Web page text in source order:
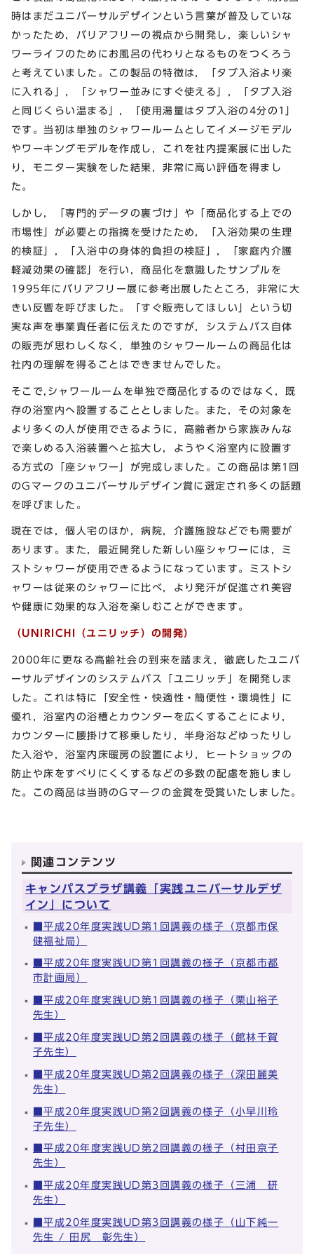
時はまだユニバーサルデザインという言葉が普及していな
かったため，バリアフリーの視点から開発し，楽しいシャ
ワーライフのためにお風呂の代わりとなるものをつくろう
と考えていました。この製品の特徴は，「タブ入浴より楽
に入れる」，「シャワー並みにすぐ使える」，「タブ入浴
と同じくらい温まる」，「使用湯量はタブ入浴の4分の1」
です。当初は単独のシャワールームとしてイメージモデル
やワーキングモデルを作成し，これを社内提案展に出した
り，モニター実験をした結果，非常に高い評価を得まし
た。
しかし，「専門的データの裏づけ」や「商品化する上での
市場性」が必要との指摘を受けたため，「入浴効果の生理
的検証」，「入浴中の身体的負担の検証」，「家庭内介護
軽減効果の確認」を行い，商品化を意識したサンプルを
1995年にバリアフリー展に参考出展したところ，非常に大
きい反響を呼びました。「すぐ販売してほしい」という切
実な声を事業責任者に伝えたのですが，システムバス自体
の販売が思わしくなく，単独のシャワールームの商品化は
社内の理解を得ることはできませんでした。
そこで,シャワールームを単独で商品化するのではなく，既
存の浴室内へ設置することとしました。また，その対象を
より多くの人が使用できるように，高齢者から家族みんな
で楽しめる入浴装置へと拡大し，ようやく浴室内に設置す
る方式の「座シャワー」が完成しました。この商品は第1回
のGマークのユニバーサルデザイン賞に選定され多くの話題
を呼びました。
現在では，個人宅のほか，病院，介護施設などでも需要が
あります。また，最近開発した新しい座シャワーには，ミ
ストシャワーが使用できるようになっています。ミストシ
ャワーは従来のシャワーに比べ，より発汗が促進され美容
や健康に効果的な入浴を楽しむことができます。
（UNIRICHI（ユニリッチ）の開発）
2000年に更なる高齢社会の到来を踏まえ，徹底したユニバ
ーサルデザインのシステムバス「ユニリッチ」を開発しま
した。これは特に「安全性・快適性・簡便性・環境性」に
優れ，浴室内の浴槽とカウンターを広くすることにより，
カウンターに腰掛けて移乗したり，半身浴などゆったりし
た入浴や，浴室内床暖房の設置により，ヒートショックの
防止や床をすべりにくくするなどの多数の配慮を施しまし
た。この商品は当時のGマークの金賞を受賞いたしました。
関連コンテンツ
キャンパスプラザ講義「実践ユニバーサルデザ
イン」について
■平成20年度実践UD第1回講義の様子（京都市保
健福祉局）
■平成20年度実践UD第1回講義の様子（京都市都
市計画局）
■平成20年度実践UD第1回講義の様子（栗山裕子
先生）
■平成20年度実践UD第2回講義の様子（館林千賀
子先生）
■平成20年度実践UD第2回講義の様子（深田麗美
先生）
■平成20年度実践UD第2回講義の様子（小早川玲
子先生）
■平成20年度実践UD第2回講義の様子（村田京子
先生）
■平成20年度実践UD第3回講義の様子（三浦 研
先生）
■平成20年度実践UD第3回講義の様子（山下純一
先生 / 田尻 彰先生）